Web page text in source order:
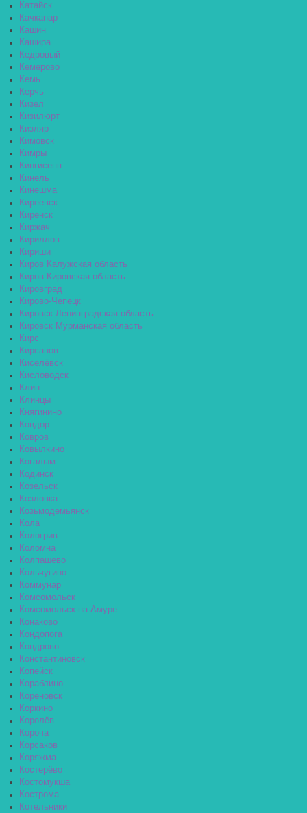
Катайск
Качканар
Кашин
Кашира
Кедровый
Кемерово
Кемь
Керчь
Кизел
Кизилюрт
Кизляр
Кимовск
Кимры
Кингисепп
Кинель
Кинешма
Киреевск
Киренск
Киржач
Кириллов
Кириши
Киров Калужская область
Киров Кировская область
Кировград
Кирово-Чепецк
Кировск Ленинградская область
Кировск Мурманская область
Кирс
Кирсанов
Киселёвск
Кисловодск
Клин
Клинцы
Княгинино
Ковдор
Ковров
Ковылкино
Когалым
Кодинск
Козельск
Козловка
Козьмодемьянск
Кола
Кологрив
Коломна
Колпашево
Кольчугино
Коммунар
Комсомольск
Комсомольск-на-Амуре
Конаково
Кондопога
Кондрово
Константиновск
Копейск
Кораблино
Кореновск
Коркино
Королёв
Короча
Корсаков
Коряжма
Костерёво
Костомукша
Кострома
Котельники